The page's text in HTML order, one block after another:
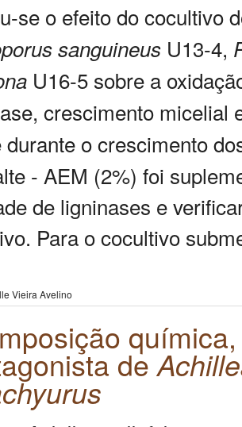
se o efeito do cocultivo
sanguineus U13-4,
U16-5 sobre a
crescimento micelial
durante o crescimento
- AEM (2%) foi
de ligninases e
Para o cocultivo
Vieira Avelino
de